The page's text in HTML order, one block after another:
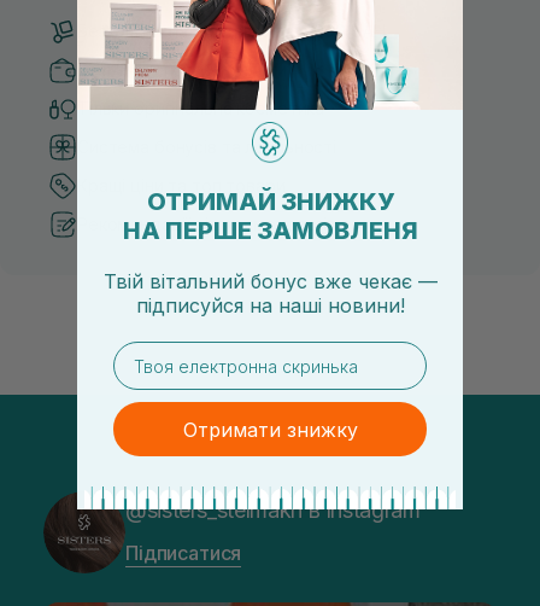
Безкоштовна доставка від 3000 UAH
Безпечні способи оплати
Тільки оригінальна косметика
Система бонусів та лояльності
Кращі ціни та топ товари
Рекомендації від косметологів
@sisters_stelmakh в Instagram
Підписатися
ОТРИМАЙ ЗНИЖКУ
НА ПЕРШЕ ЗАМОВЛЕНЯ
Твій вітальний бонус вже чекає —
підписуйся на наші новини!
email
Отримати знижку